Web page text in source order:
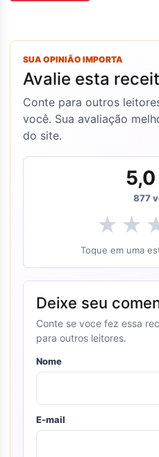
SUA OPINIÃO IMPORTA
Avalie esta
Conte para outros
você. Sua avaliação
do site.
5,0
877
★ ★
Toque em uma
Deixe seu
Conte se voce fez essa
para outros leitores.
Nome
E-mail